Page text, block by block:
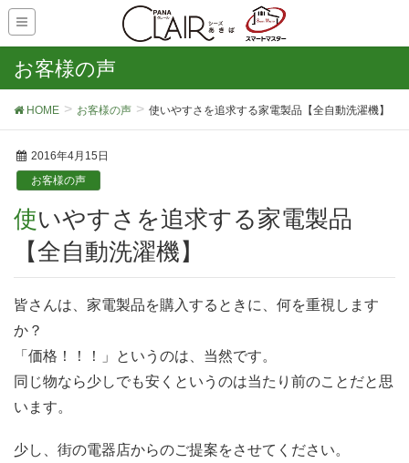
お客様の声
HOME お客様の声 使いやすさを追求する家電製品【全自動洗濯機】
2016年4月15日
お客様の声
使いやすさを追求する家電製品
【全自動洗濯機】
皆さんは、家電製品を購入するときに、何を重視します
か？
「価格！！！」というのは、当然です。
同じ物なら少しでも安くというのは当たり前のことだと思
います。
少し、街の電器店からのご提案をさせてください。